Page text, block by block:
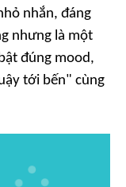
nhắn, đáng
nhưng là một
đúng mood,
tới bến" cùng